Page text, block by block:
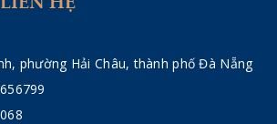
HỆ
phường Hải Châu, thành phố Đà Nẵng